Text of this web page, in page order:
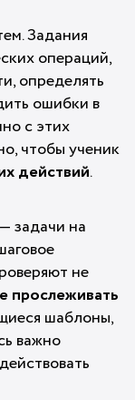
Задания
операций,
определять
ошибки в
с этих
чтобы ученик
действий.
задачи на
не
прослеживать
шаблоны,
важно